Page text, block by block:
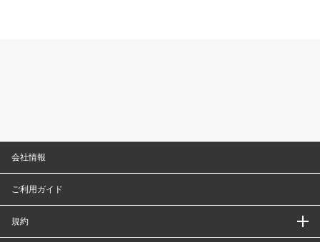
会社情報
ご利用ガイド
規約